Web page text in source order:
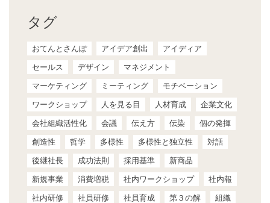
タグ
おてんとさんぽ アイデア創出
アイディア
セールス
デザイン
マネジメント
マーケティング
ミーティング
モチベーション
ワークショップ
人を見る目 人材育成
企業文化
会社組織活性化
会議 伝え方 伝染
個の発揮
創造性
哲学 多様性 多様性と独立性
対話
後継社長
成功法則 採用基準
新商品
新規事業
消費増税 社内ワークショップ
社内報
社内研修
社員研修 社員育成 第３の解
組織